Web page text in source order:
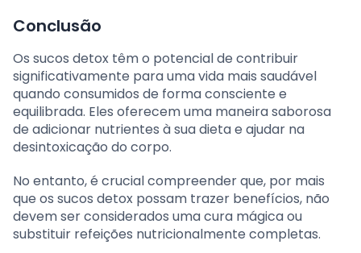
Conclusão
Os sucos detox têm o potencial de contribuir
significativamente para uma vida mais saudável
quando consumidos de forma consciente e
equilibrada. Eles oferecem uma maneira saborosa
de adicionar nutrientes à sua dieta e ajudar na
desintoxicação do corpo.
No entanto, é crucial compreender que, por mais
que os sucos detox possam trazer benefícios, não
devem ser considerados uma cura mágica ou
substituir refeições nutricionalmente completas.